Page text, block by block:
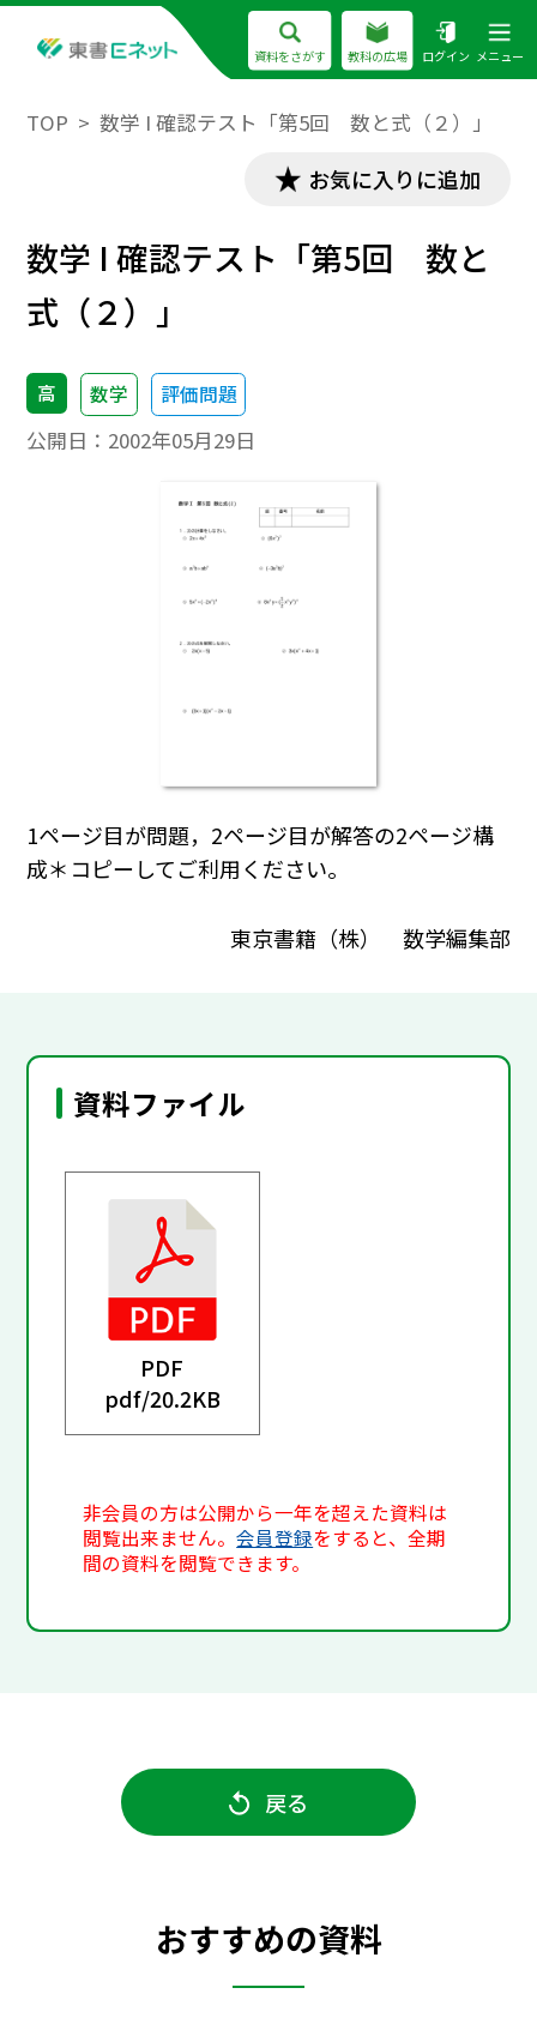
資料をさがす 教科の広場 ログイン メニュー
TOP 数学 I 確認テスト「第5回 数と式（２）」
お気に入りに追加
数学 I 確認テスト「第5回 数と
式（２）」
高 数学 評価問題
公開日： 2002年05月29日
1ページ目が問題，2ページ目が解答の2ページ構
成＊コピーしてご利用ください。
東京書籍（株） 数学編集部
資料ファイル
PDF
pdf/20.2KB
非会員の方は公開から一年を超えた資料は
閲覧出来ません。会員登録をすると、全期
間の資料を閲覧できます。
戻る
おすすめの資料